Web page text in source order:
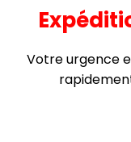
Votre urgence